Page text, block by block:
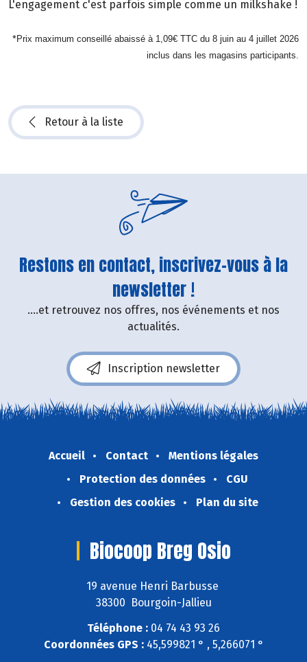
L'engagement c'est parfois simple comme un milkshake !
*Prix maximum conseillé abaissé à 1,09€ TTC du 8 juin au 4 juillet 2026
inclus dans les magasins participants.
Retour à la liste
Restons en contact, inscrivez-vous à la
newsletter !
....et retrouvez nos offres, nos événements et nos
actualités.
Inscription newsletter
Accueil Contact
Mentions légales
Protection des données
CGU
Gestion des cookies
Plan du site
Biocoop Breg Osio
19 avenue Henri Barbusse
38300 Bourgoin-Jallieu
Téléphone : 04 74 43 93 26
Coordonnées GPS :45,599821 ° , 5,266071 °